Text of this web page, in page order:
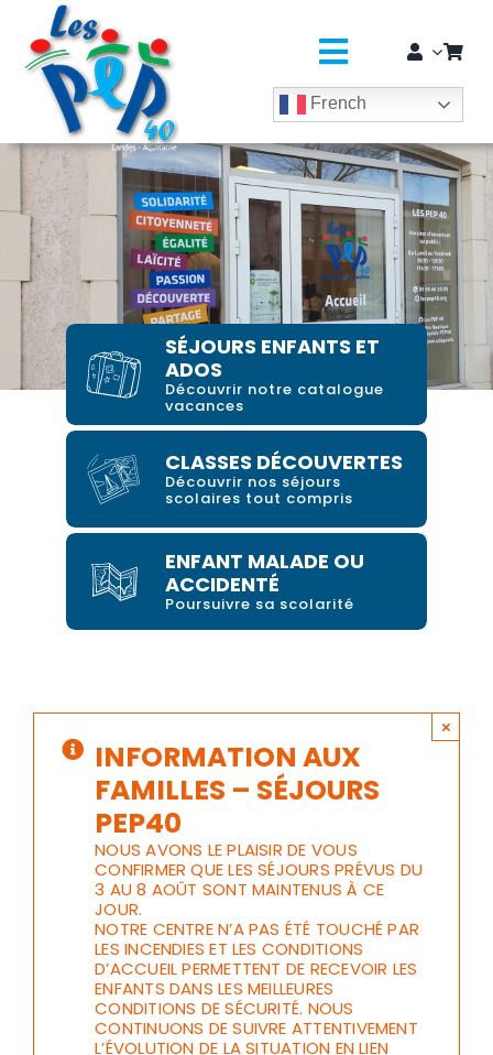
principal
Passer
contenu
Toggle
SÉJOURS COLOS
CLASSES DÉCOUVERTES / GROUPES
EDUCATION JEUNESSE
SOLIDARITÉ & CITOYENNETÉ
French
Centre Jean UDAQUIOLA
SÉJOURS ENFANTS ET
ADOS
Découvrir notre catalogue
vacances
CLASSES DÉCOUVERTES
Découvrir nos séjours
scolaires tout compris
ENFANT MALADE OU
ACCIDENTÉ
Poursuivre sa scolarité
INFORMATION AUX
FAMILLES – SÉJOURS
PEP40
NOUS AVONS LE PLAISIR DE VOUS
CONFIRMER QUE LES SÉJOURS PRÉVUS DU
3 AU 8 AOÛT SONT MAINTENUS À CE
JOUR.
NOTRE CENTRE N’A PAS ÉTÉ TOUCHÉ PAR
LES INCENDIES ET LES CONDITIONS
D’ACCUEIL PERMETTENT DE RECEVOIR LES
ENFANTS DANS LES MEILLEURES
CONDITIONS DE SÉCURITÉ. NOUS
CONTINUONS DE SUIVRE ATTENTIVEMENT
L’ÉVOLUTION DE LA SITUATION EN LIEN
×